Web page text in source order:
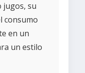
jugos, su
consumo
en un
un estilo